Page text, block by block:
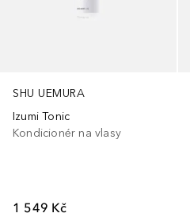
SHU UEMURA
Izumi Tonic
Kondicionér na vlasy
1 549 Kč